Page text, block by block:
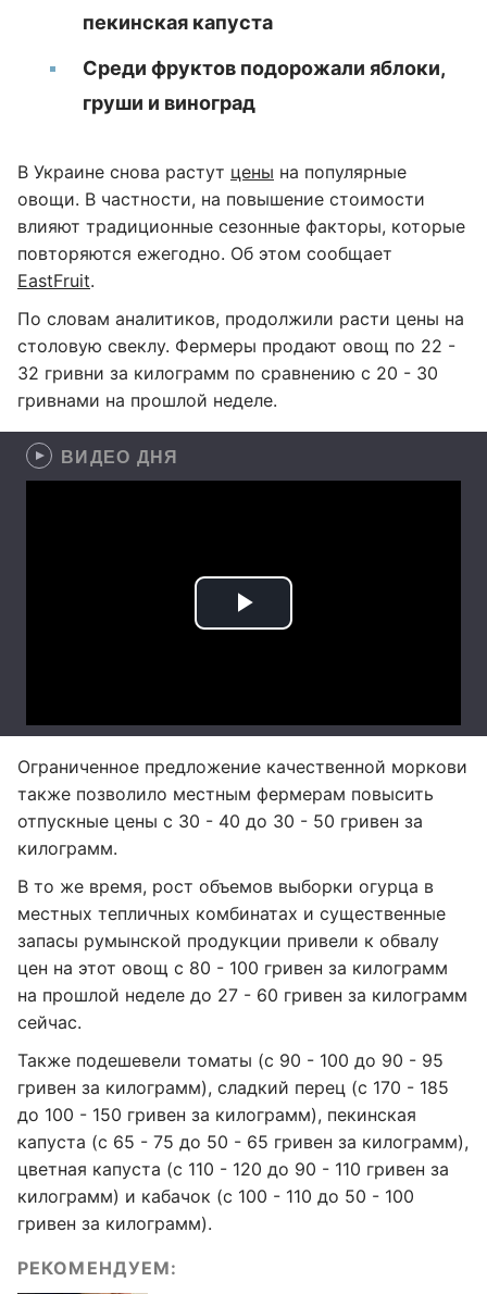
пекинская капуста
Среди фруктов подорожали яблоки,
груши и виноград
В Украине снова растут цены на популярные
овощи. В частности, на повышение стоимости
влияют традиционные сезонные факторы, которые
повторяются ежегодно. Об этом сообщает
EastFruit.
По словам аналитиков, продолжили расти цены на
столовую свеклу. Фермеры продают овощ по 22 -
32 гривни за килограмм по сравнению с 20 - 30
гривнами на прошлой неделе.
ВИДЕО ДНЯ
Ограниченное предложение качественной моркови
также позволило местным фермерам повысить
отпускные цены с 30 - 40 до 30 - 50 гривен за
килограмм.
В то же время, рост объемов выборки огурца в
местных тепличных комбинатах и существенные
запасы румынской продукции привели к обвалу
цен на этот овощ с 80 - 100 гривен за килограмм
на прошлой неделе до 27 - 60 гривен за килограмм
сейчас.
Также подешевели томаты (с 90 - 100 до 90 - 95
гривен за килограмм), сладкий перец (с 170 - 185
до 100 - 150 гривен за килограмм), пекинская
капуста (с 65 - 75 до 50 - 65 гривен за килограмм),
цветная капуста (с 110 - 120 до 90 - 110 гривен за
килограмм) и кабачок (с 100 - 110 до 50 - 100
гривен за килограмм).
РЕКОМЕНДУЕМ: